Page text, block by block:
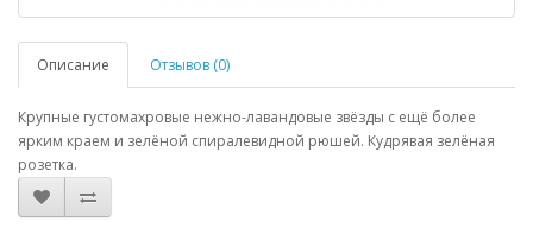
Описание Отзывов (0)
Крупные густомахровые нежно-лавандовые звёзды с ещё более
ярким краем и зелёной спиралевидной рюшей. Кудрявая зелёная
розетка.